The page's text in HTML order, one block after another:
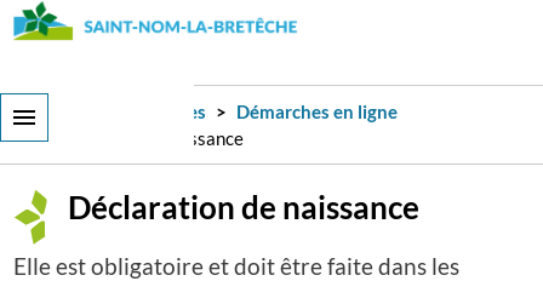
Aller
principal
Services et démarches
Démarches en ligne
Déclaration de naissance
Déclaration de naissance
Elle est obligatoire et doit être faite dans les